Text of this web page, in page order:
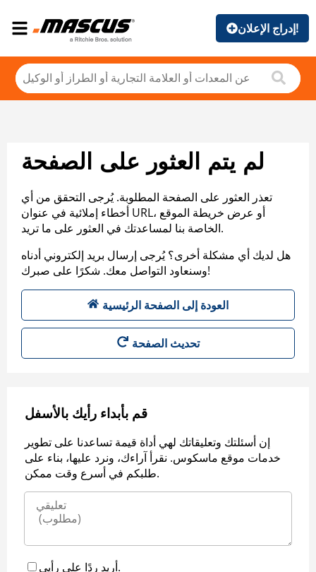
إدراج الإعلان!
لم يتم العثور على الصفحة
تعذر العثور على الصفحة المطلوبة. يُرجى التحقق من أي
أخطاء إملائية في عنوان URL، أو عرض خريطة الموقع
الخاصة بنا لمساعدتك في العثور على ما تريد.
هل لديك أي مشكلة أخرى؟ يُرجى إرسال بريد إلكتروني أدناه
وسنعاود التواصل معك. شكرًا على صبرك!
العودة إلى الصفحة الرئيسية
تحديث الصفحة
قم بأبداء رأيك بالأسفل
إن أسئلتك وتعليقاتك لهي أداة قيمة تساعدنا على تطوير
خدمات موقع ماسكوس. نقرأ آراءك، ونرد عليها، بناء على
طلبكم في أسرع وقت ممكن.
أريد ردًا على رأيي.